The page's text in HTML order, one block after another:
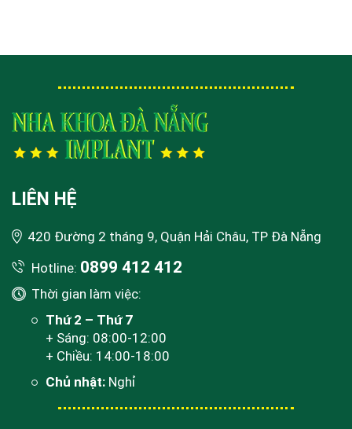
LIÊN HỆ
420 Đường 2 tháng 9, Quận Hải Châu, TP Đà Nẵng
Hotline: 0899 412 412
Thời gian làm việc:
Thứ 2 – Thứ 7
+ Sáng: 08:00-12:00
+ Chiều: 14:00-18:00
Chủ nhật: Nghỉ